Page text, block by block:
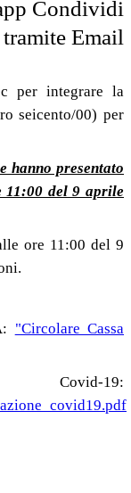
Condividi
tramite Email
per integrare la
seicento/00) per
hanno presentato
11:00 del 9 aprile
ore 11:00 del 9
"Circolare Cassa
19: